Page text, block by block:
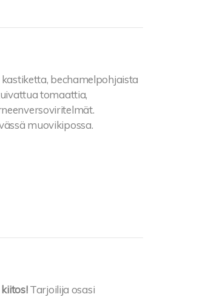
bechamelpohjaista
tomaattia,
muovikipossa.
Tarjoilija osasi